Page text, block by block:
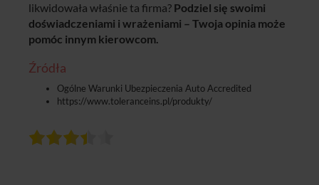
likwidowała właśnie ta firma? Podziel się swoimi
doświadczeniami i wrażeniami – Twoja opinia może
pomóc innym kierowcom.
Źródła
Ogólne Warunki Ubezpieczenia Auto Accredited
https://www.toleranceins.pl/produkty/